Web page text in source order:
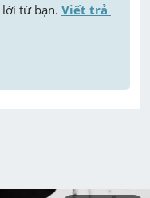
từ bạn. Viết trả